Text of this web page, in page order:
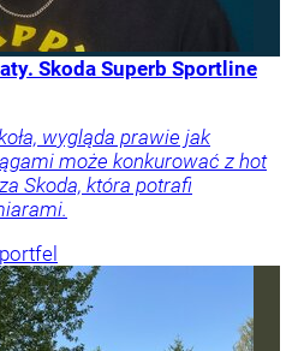
Skoda Superb Sportline
wygląda prawie jak
może konkurować z hot
Skoda, która potrafi